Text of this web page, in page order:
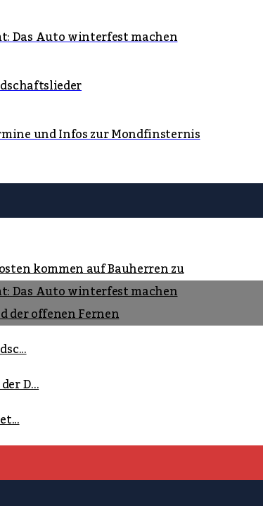
Das Auto winterfest machen
und Infos zur Mondfinsternis
kommen auf Bauherren zu
Das Auto winterfest machen
der offenen Fernen
D...